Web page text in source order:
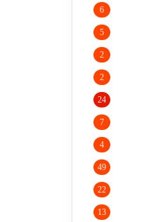
6
5
2
2
24
7
4
49
22
13